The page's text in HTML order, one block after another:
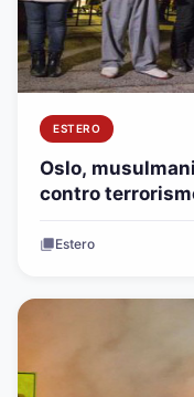
ESTERO
Oslo,
contro
Estero